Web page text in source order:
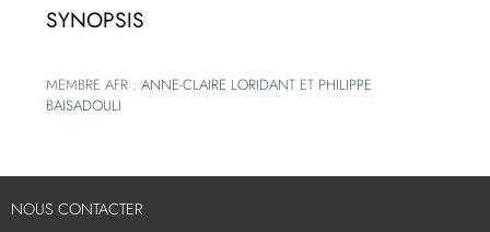
SYNOPSIS
MEMBRE AFR :ANNE-CLAIRE LORIDANT ET PHILIPPE
BAISADOULI
NOUS CONTACTER